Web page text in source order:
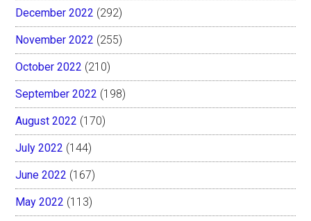
December 2022 (292)
November 2022 (255)
October 2022 (210)
September 2022 (198)
August 2022 (170)
July 2022 (144)
June 2022 (167)
May 2022 (113)